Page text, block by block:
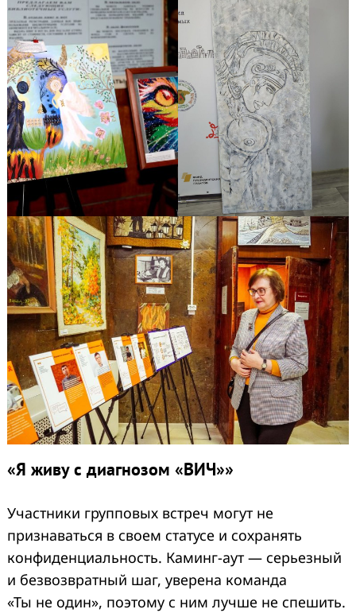
«Я живу с диагнозом «ВИЧ»»
Участники групповых встреч могут не
признаваться в своем статусе и сохранять
конфиденциальность. Каминг-аут — серьезный
и безвозвратный шаг, уверена команда
«Ты не один», поэтому с ним лучше не спешить.
Search
for: